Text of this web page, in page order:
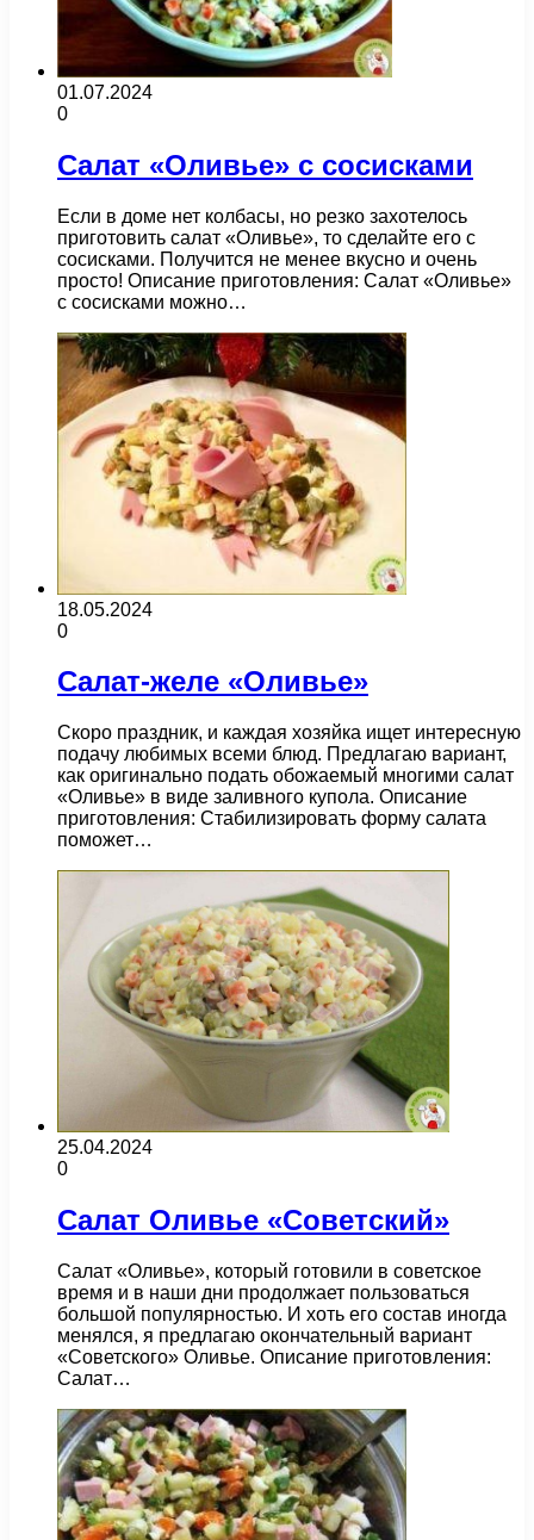
01.07.2024
0
Салат «Оливье» с сосисками
Если в доме нет колбасы, но резко захотелось
приготовить салат «Оливье», то сделайте его с
сосисками. Получится не менее вкусно и очень
просто! Описание приготовления: Салат «Оливье»
с сосисками можно…
18.05.2024
0
Салат-желе «Оливье»
Скоро праздник, и каждая хозяйка ищет интересную
подачу любимых всеми блюд. Предлагаю вариант,
как оригинально подать обожаемый многими салат
«Оливье» в виде заливного купола. Описание
приготовления: Стабилизировать форму салата
поможет…
25.04.2024
0
Салат Оливье «Советский»
Салат «Оливье», который готовили в советское
время и в наши дни продолжает пользоваться
большой популярностью. И хоть его состав иногда
менялся, я предлагаю окончательный вариант
«Советского» Оливье. Описание приготовления:
Салат…